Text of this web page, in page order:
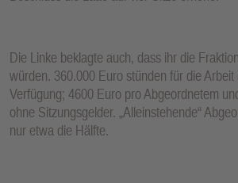
Die Linke beklagte auch, dass ihr die
würden. 360.000 Euro stünden für die
Verfügung; 4600 Euro pro Abgeordnetem
ohne Sitzungsgelder. „Alleinstehende“
nur etwa die Hälfte.